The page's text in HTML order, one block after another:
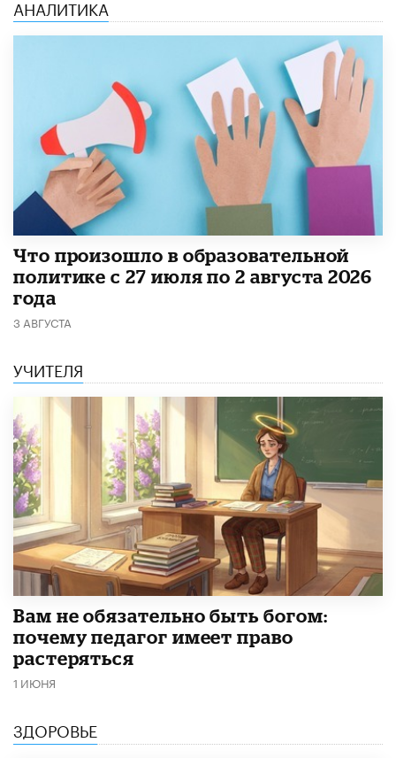
АНАЛИТИКА
​Что произошло в образовательной
политике с 27 июля по 2 августа 2026
года
3 АВГУСТА
УЧИТЕЛЯ
​Вам не обязательно быть богом:
почему педагог имеет право
растеряться
1 ИЮНЯ
ЗДОРОВЬЕ